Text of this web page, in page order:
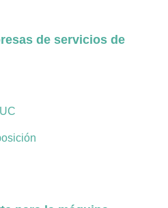
de servicios de